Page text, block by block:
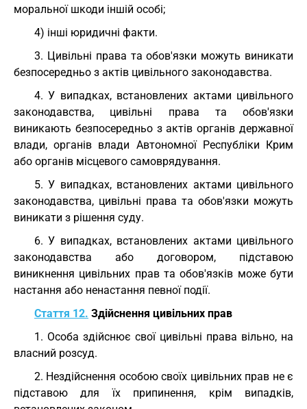
моральної шкоди іншій особі;
4) інші юридичні факти.
3. Цивільні права та обов'язки можуть виникати
безпосередньо з актів цивільного законодавства.
4. У випадках, встановлених актами цивільного
законодавства, цивільні права та обов'язки
виникають безпосередньо з актів органів державної
влади, органів влади Автономної Республіки Крим
або органів місцевого самоврядування.
5. У випадках, встановлених актами цивільного
законодавства, цивільні права та обов'язки можуть
виникати з рішення суду.
6. У випадках, встановлених актами цивільного
законодавства або договором, підставою
виникнення цивільних прав та обов'язків може бути
настання або ненастання певної події.
Стаття 12. Здійснення цивільних прав
1. Особа здійснює свої цивільні права вільно, на
власний розсуд.
2. Нездійснення особою своїх цивільних прав не є
підставою для їх припинення, крім випадків,